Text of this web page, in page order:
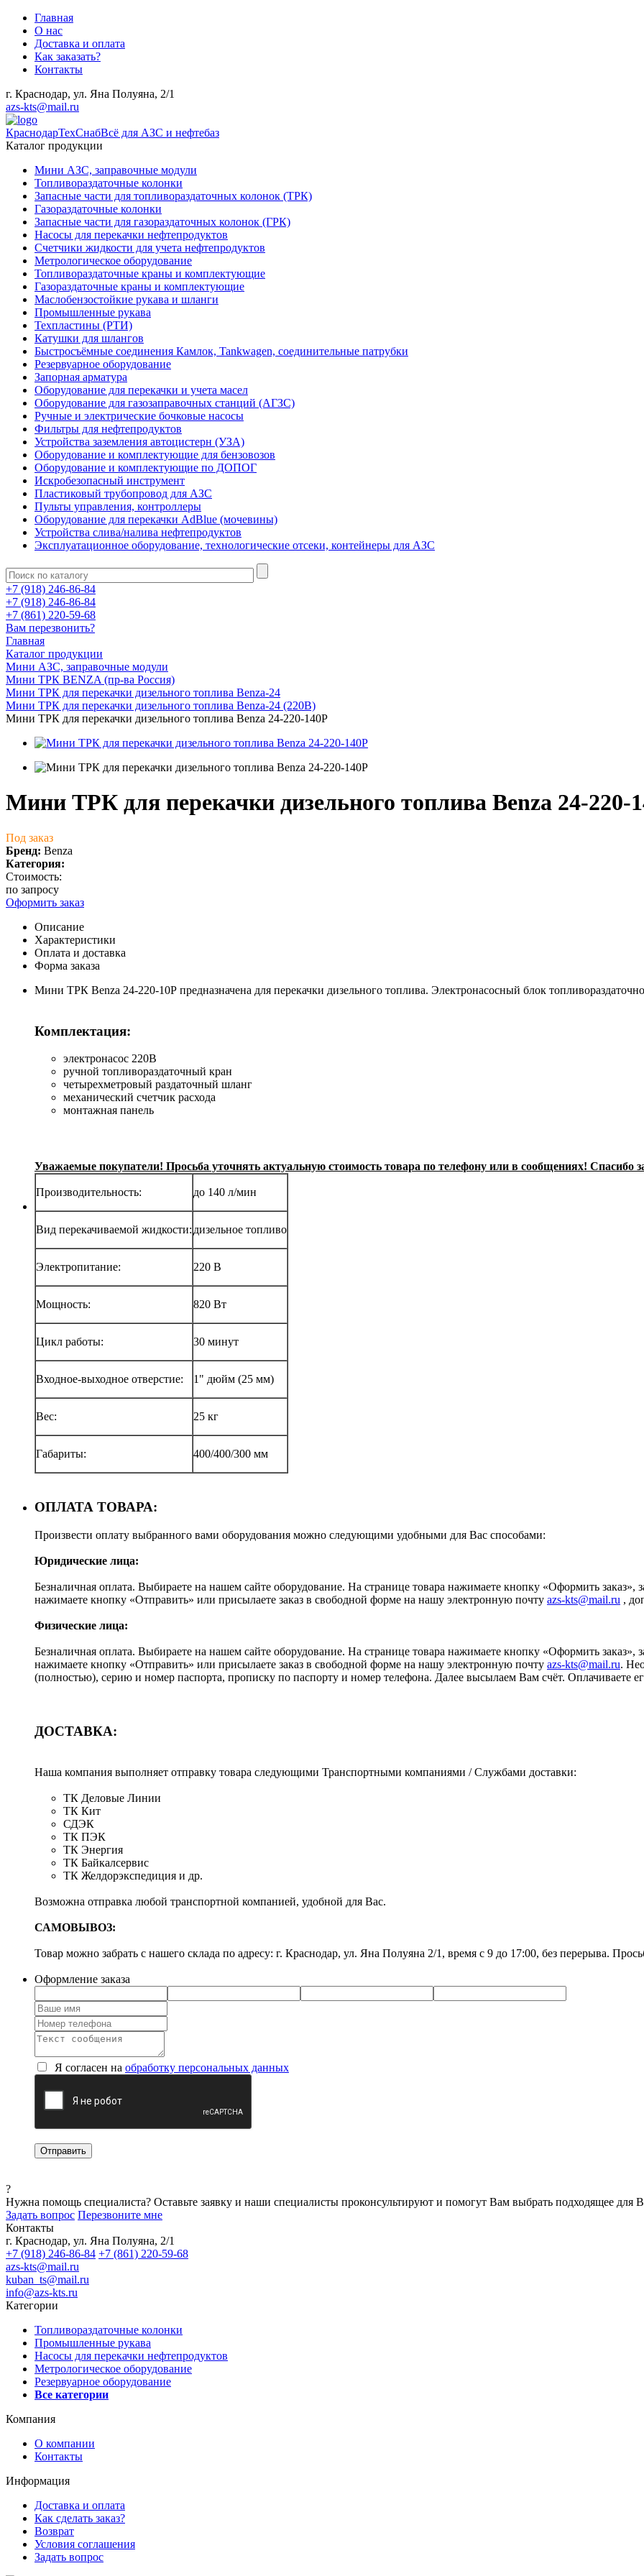
Главная
О нас
Доставка и оплата
Как заказать?
Контакты
г. Краснодар, ул. Яна Полуяна, 2/1
azs-kts@mail.ru
КраснодарТехСнабВсё для АЗС и нефтебаз
Каталог продукции
Мини АЗС, заправочные модули
Топливораздаточные колонки
Запасные части для топливораздаточных колонок (ТРК)
Газораздаточные колонки
Запасные части для газораздаточных колонок (ГРК)
Насосы для перекачки нефтепродуктов
Счетчики жидкости для учета нефтепродуктов
Метрологическое оборудование
Топливораздаточные краны и комплектующие
Газораздаточные краны и комплектующие
Маслобензостойкие рукава и шланги
Промышленные рукава
Техпластины (РТИ)
Катушки для шлангов
Быстросъёмные соединения Камлок, Tankwagen, соединительные патрубки
Резервуарное оборудование
Запорная арматура
Оборудование для перекачки и учета масел
Оборудование для газозаправочных станций (АГЗС)
Ручные и электрические бочковые насосы
Фильтры для нефтепродуктов
Устройства заземления автоцистерн (УЗА)
Оборудование и комплектующие для бензовозов
Оборудование и комплектующие по ДОПОГ
Искробезопасный инструмент
Пластиковый трубопровод для АЗС
Пульты управления, контроллеры
Оборудование для перекачки AdBlue (мочевины)
Устройства слива/налива нефтепродуктов
Эксплуатационное оборудование, технологические отсеки, контейнеры для АЗС
+7 (918) 246-86-84
+7 (918) 246-86-84
+7 (861) 220-59-68
Вам перезвонить?
Главная
Каталог продукции
Мини АЗС, заправочные модули
Мини ТРК BENZA (пр-ва Россия)
Мини ТРК для перекачки дизельного топлива Benza-24
Мини ТРК для перекачки дизельного топлива Benza-24 (220В)
Мини ТРК для перекачки дизельного топлива Benza 24-220-140Р
Мини ТРК для перекачки дизельного топлива Benza 24-220-
Под заказ
Бренд: Benza
Категория:
Стоимость:
по запросу
Оформить заказ
Описание
Характеристики
Оплата и доставка
Форма заказа
Мини ТРК Benza 24-220-10Р предназначена для перекачки дизельного топлива. Электронасосный блок
Комплектация:
электронасос 220В
ручной топливораздаточный кран
четырехметровый раздаточный шланг
механический счетчик расхода
монтажная панель
Уважаемые покупатели! Просьба уточнять актуальную стоимость товара по телефону или в сообщениях! Спасибо
Производительность: до 140 л/мин
Вид перекачиваемой жидкости: дизельное топливо
Электропитание: 220 В
Мощность: 820 Вт
Цикл работы: 30 минут
Входное-выходное отверстие: 1" дюйм (25 мм)
Вес: 25 кг
Габариты: 400/400/300 мм
ОПЛАТА ТОВАРА:
Произвести оплату выбранного вами оборудования можно следующими удобными для Вас способами:
Юридические лица:
Безналичная оплата. Выбираете на нашем сайте оборудование. На странице товара нажимаете кнопку «Оформить
нажимаете кнопку «Отправить» или присылаете заказ в свободной форме на нашу электронную почту azs-kts@mail.ru ,
Физические лица:
Безналичная оплата. Выбираете на нашем сайте оборудование. На странице товара нажимаете кнопку «Оформить
нажимаете кнопку «Отправить» или присылаете заказ в свободной форме на нашу электронную почту azs-kts@mail.ru.
(полностью), серию и номер паспорта, прописку по паспорту и номер телефона. Далее высылаем Вам счёт.
ДОСТАВКА:
Наша компания выполняет отправку товара следующими Транспортными компаниями / Службами доставки:
ТК Деловые Линии
ТК Кит
СДЭК
ТК ПЭК
ТК Энергия
ТК Байкалсервис
ТК Желдорэкспедиция и др.
Возможна отправка любой транспортной компанией, удобной для Вас.
САМОВЫВОЗ:
Товар можно забрать с нашего склада по адресу: г. Краснодар, ул. Яна Полуяна 2/1, время с 9 до 17:00, без перерыва.
Оформление заказа
Я согласен на обработку персональных данных
?
Нужна помощь специалиста? Оставьте заявку и наши специалисты проконсультируют и помогут Вам выбрать подходящее для
Задать вопрос Перезвоните мне
Контакты
г. Краснодар, ул. Яна Полуяна, 2/1
+7 (918) 246-86-84 +7 (861) 220-59-68
azs-kts@mail.ru
kuban_ts@mail.ru
info@azs-kts.ru
Категории
Топливораздаточные колонки
Промышленные рукава
Насосы для перекачки нефтепродуктов
Метрологическое оборудование
Резервуарное оборудование
Все категории
Компания
О компании
Контакты
Информация
Доставка и оплата
Как сделать заказ?
Возврат
Условия соглашения
Задать вопрос